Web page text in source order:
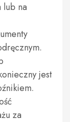
lub na
jest
za